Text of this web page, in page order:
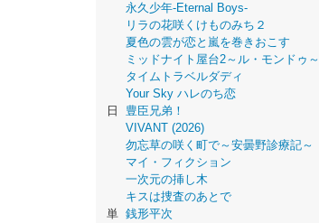
永久少年-Eternal Boys-
リラの花咲くけものみち２
夏色の雲が恋と嵐を巻きおこす
ミッドナイト屋台2～ル・モンドゥ～
タイムトラベルダディ
Your Sky ハレのち恋
日
豊臣兄弟！
VIVANT (2026)
勿忘草の咲く町で～安曇野診療記～
マイ・フィクション
一次元の挿し木
キスは捜査のあとで
単 銭形平次